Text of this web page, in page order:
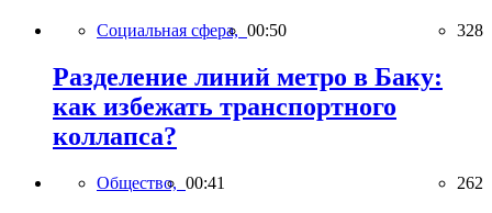
Социальная сфера, 00:50 328
Разделение линий метро в Баку:
как избежать транспортного
коллапса?
Общество, 00:41 262